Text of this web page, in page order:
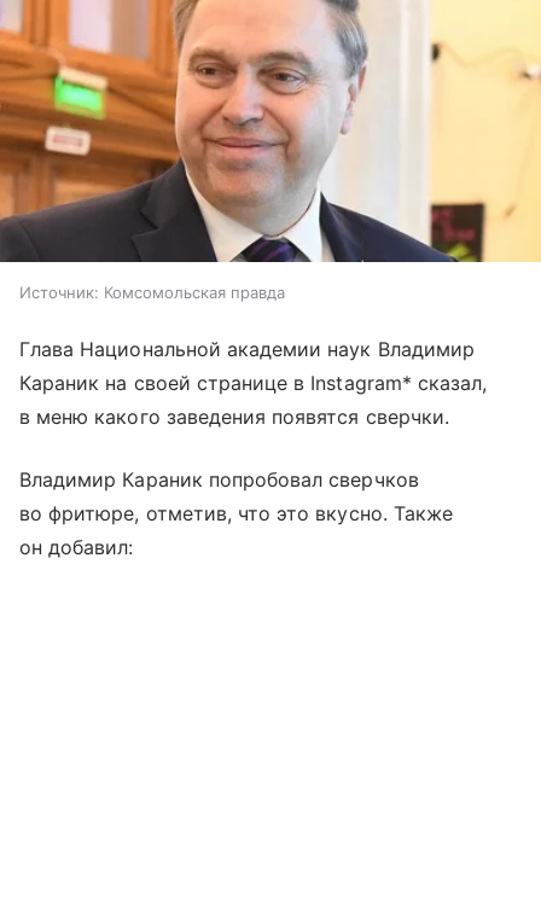
Источник: Комсомольская правда
Глава Национальной академии наук Владимир
Караник на своей странице в Instagram* сказал,
в меню какого заведения появятся сверчки.
Владимир Караник попробовал сверчков
во фритюре, отметив, что это вкусно. Также
он добавил: